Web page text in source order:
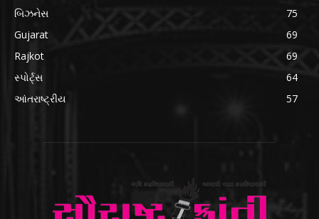
બિઝનેસ
75
Gujarat
69
Rajkot
69
સ્પોર્ટ્સ
64
આંતરાષ્ટ્રીય
57